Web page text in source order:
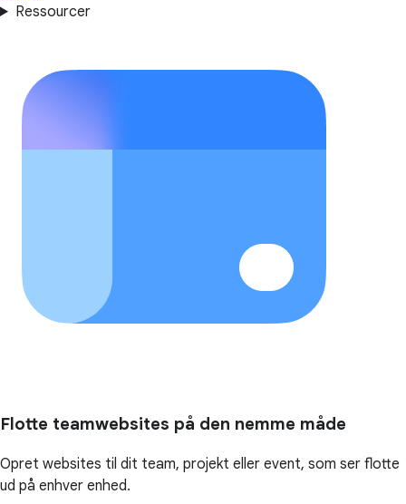
Ressourcer
Flotte teamwebsites på den nemme måde
Opret websites til dit team, projekt eller event, som ser flotte
ud på enhver enhed.